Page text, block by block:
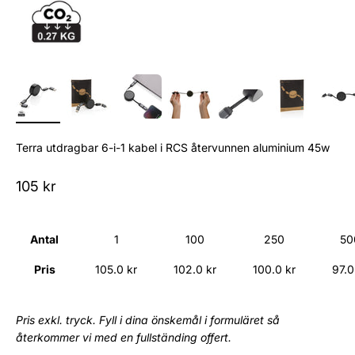
Terra utdragbar 6-i-1 kabel i RCS återvunnen aluminium 45w
Sale price
105 kr
Antal
Pris
1
105.0 kr
100
102.0 kr
250
100.0 kr
Pris exkl. tryck. Fyll i dina önskemål i formuläret så
återkommer vi med en fullständing offert.